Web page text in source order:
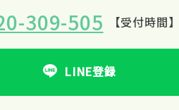
309-505 【受付時間
LINE登録